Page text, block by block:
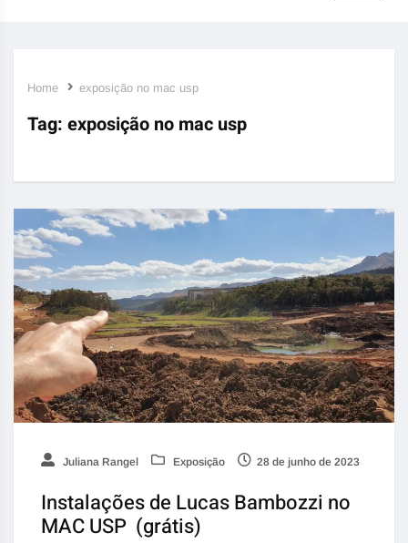
Home exposição no mac usp
Tag: exposição no mac usp
Juliana Rangel Exposição 28 de junho de 2023
Instalações de Lucas Bambozzi no
MAC USP (grátis)